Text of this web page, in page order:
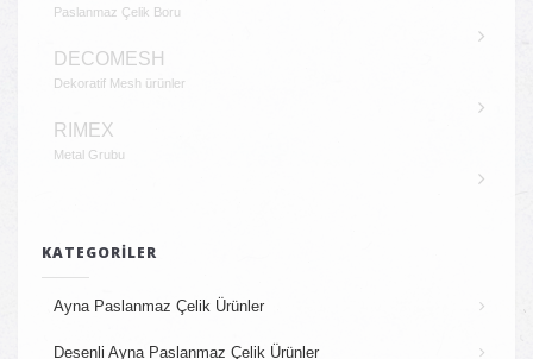
Paslanmaz Çelik Boru
DECOMESH
Dekoratif Mesh ürünler
RIMEX
Metal Grubu
KATEGORILER
Ayna Paslanmaz Çelik Ürünler
Desenli Ayna Paslanmaz Çelik Ürünler